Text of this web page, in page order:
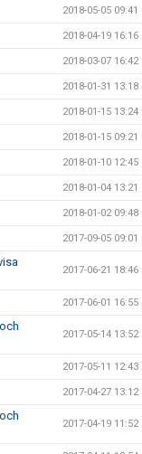
2018-05-05 09:41
2018-04-19 16:16
2018-03-07 16:42
2018-01-31 13:18
2018-01-15 13:24
2018-01-15 09:21
2018-01-10 12:45
2018-01-04 13:21
2018-01-02 09:48
2017-09-05 09:01
2017-06-21 18:46
2017-06-01 16:55
2017-05-14 13:52
2017-05-11 12:43
2017-04-27 13:12
2017-04-19 11:52